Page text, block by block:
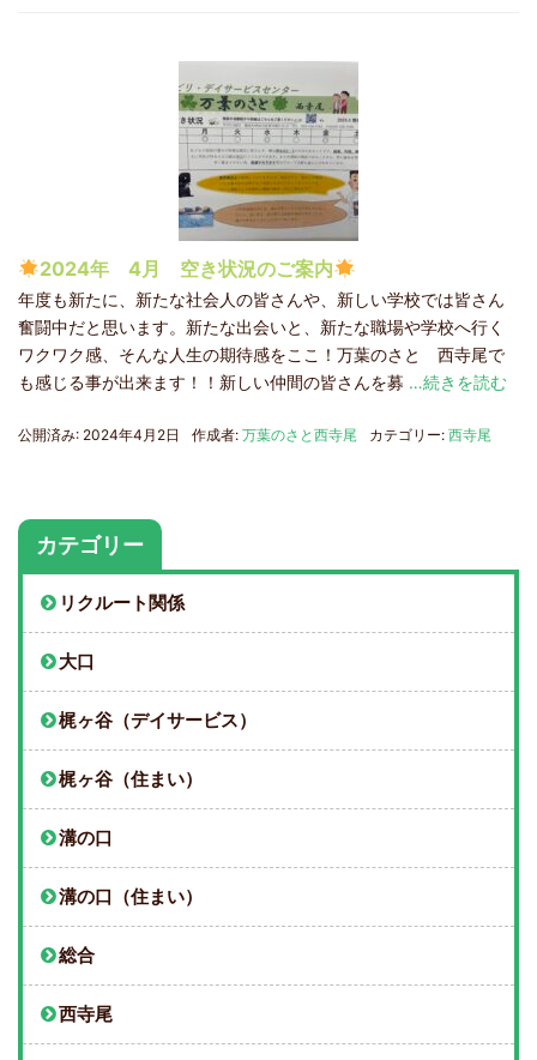
2024年 4月 空き状況のご案内
年度も新たに、新たな社会人の皆さんや、新しい学校では皆さん
奮闘中だと思います。新たな出会いと、新たな職場や学校へ行く
ワクワク感、そんな人生の期待感をここ！万葉のさと 西寺尾で
も感じる事が出来ます！！新しい仲間の皆さんを募 …続きを読む
公開済み: 2024年4月2日 作成者: 万葉のさと西寺尾 カテゴリー: 西寺尾
カテゴリー
リクルート関係
大口
梶ヶ谷（デイサービス）
梶ヶ谷（住まい）
溝の口
溝の口（住まい）
総合
西寺尾